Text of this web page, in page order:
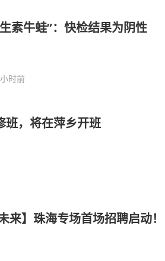
素牛蛙”：快检结果为阴性
时前
班，将在萍乡开班
来】珠海专场首场招聘启动！